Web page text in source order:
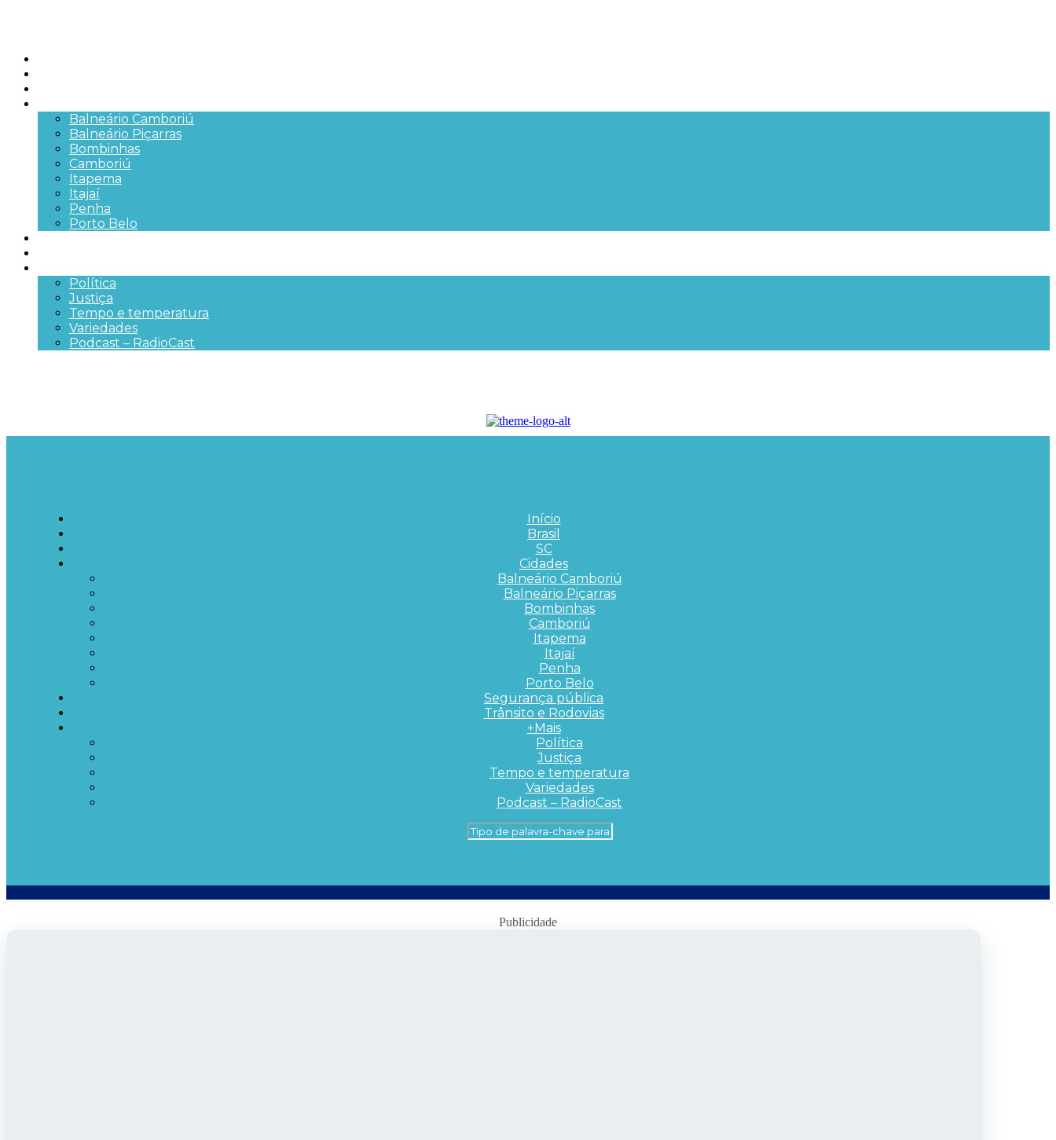
Balneário Camboriú
Balneário Piçarras
Bombinhas
Camboriú
Itapema
Itajaí
Penha
Porto Belo
Política
Justiça
Tempo e temperatura
Variedades
Podcast – RadioCast
Início
Brasil
SC
Cidades
Balneário Camboriú
Balneário Piçarras
Bombinhas
Camboriú
Itapema
Itajaí
Penha
Porto Belo
Segurança pública
Trânsito e Rodovias
+Mais
Política
Justiça
Tempo e temperatura
Variedades
Podcast – RadioCast
Publicidade